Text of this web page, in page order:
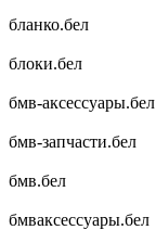
бланко.бел
блоки.бел
бмв-аксессуары.бел
бмв-запчасти.бел
бмв.бел
бмваксессуары.бел